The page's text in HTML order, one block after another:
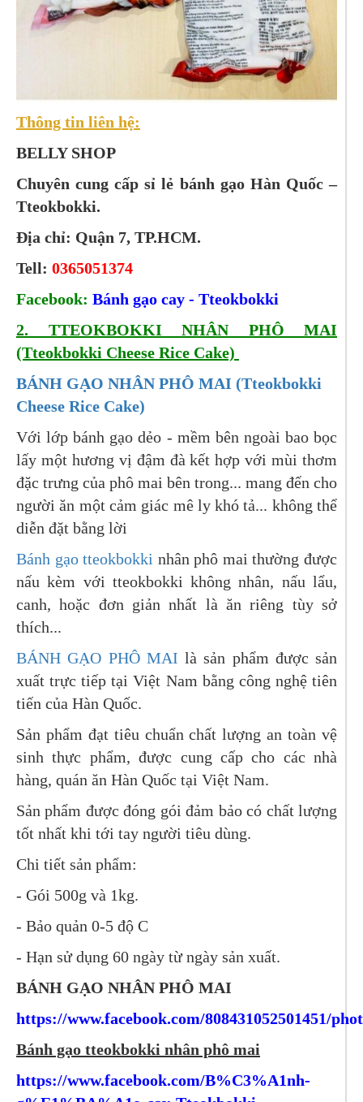
Thông tin liên hệ:
BELLY SHOP
Chuyên cung cấp sỉ lẻ bánh gạo Hàn Quốc –
Tteokbokki.
Địa chỉ: Quận 7, TP.HCM.
Tell: 0365051374
Facebook: Bánh gạo cay - Tteokbokki
2. TTEOKBOKKI NHÂN PHÔ MAI
(Tteokbokki Cheese Rice Cake)
BÁNH GẠO NHÂN PHÔ MAI (Tteokbokki
Cheese Rice Cake)
Với lớp bánh gạo dẻo - mềm bên ngoài bao bọc
lấy một hương vị đậm đà kết hợp với mùi thơm
đặc trưng của phô mai bên trong... mang đến cho
người ăn một cảm giác mê ly khó tả... không thể
diễn đặt bằng lời
Bánh gạo tteokbokki nhân phô mai thường được
nấu kèm với tteokbokki không nhân, nấu lẩu,
canh, hoặc đơn giản nhất là ăn riêng tùy sở
thích...
BÁNH GẠO PHÔ MAI là sản phẩm được sản
xuất trực tiếp tại Việt Nam bằng công nghệ tiên
tiến của Hàn Quốc.
Sản phẩm đạt tiêu chuẩn chất lượng an toàn vệ
sinh thực phẩm, được cung cấp cho các nhà
hàng, quán ăn Hàn Quốc tại Việt Nam.
Sản phẩm được đóng gói đảm bảo có chất lượng
tốt nhất khi tới tay người tiêu dùng.
Chi tiết sản phẩm:
- Gói 500g và 1kg.
- Bảo quản 0-5 độ C
- Hạn sử dụng 60 ngày từ ngày sản xuất.
BÁNH GẠO NHÂN PHÔ MAI
https://www.facebook.com/808431052501451/
Bánh gạo tteokbokki nhân phô mai
https://www.facebook.com/B%C3%A1nh-